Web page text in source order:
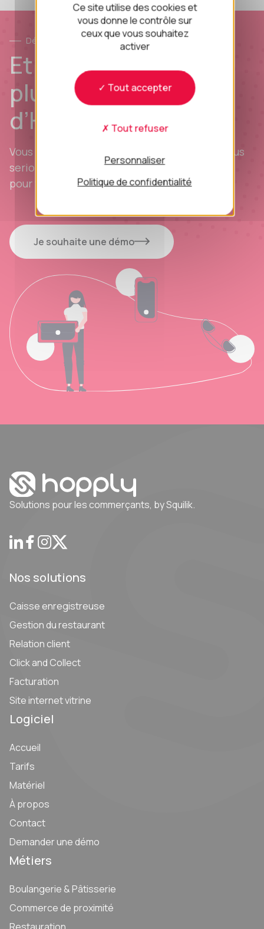
Démo
Et si l’on planifiait
plutôt une démo
d’Hopply ?
Vous souhaitez découvrir notre solution ? Nous
serions ravis de planifier une démonstration
pour vous en montrer plus.
Je souhaite une démo
Solutions pour les commerçants, by Squilik.
Nos solutions
Caisse enregistreuse
Gestion du restaurant
Relation client
Click and Collect
Facturation
Site internet vitrine
Logiciel
Accueil
Tarifs
Matériel
À propos
Contact
Demander une démo
Métiers
Boulangerie & Pâtisserie
Commerce de proximité
Ce site utilise des cookies et
vous donne le contrôle sur
ceux que vous souhaitez
activer
Tout accepter
Tout refuser
Personnaliser
Politique de confidentialité